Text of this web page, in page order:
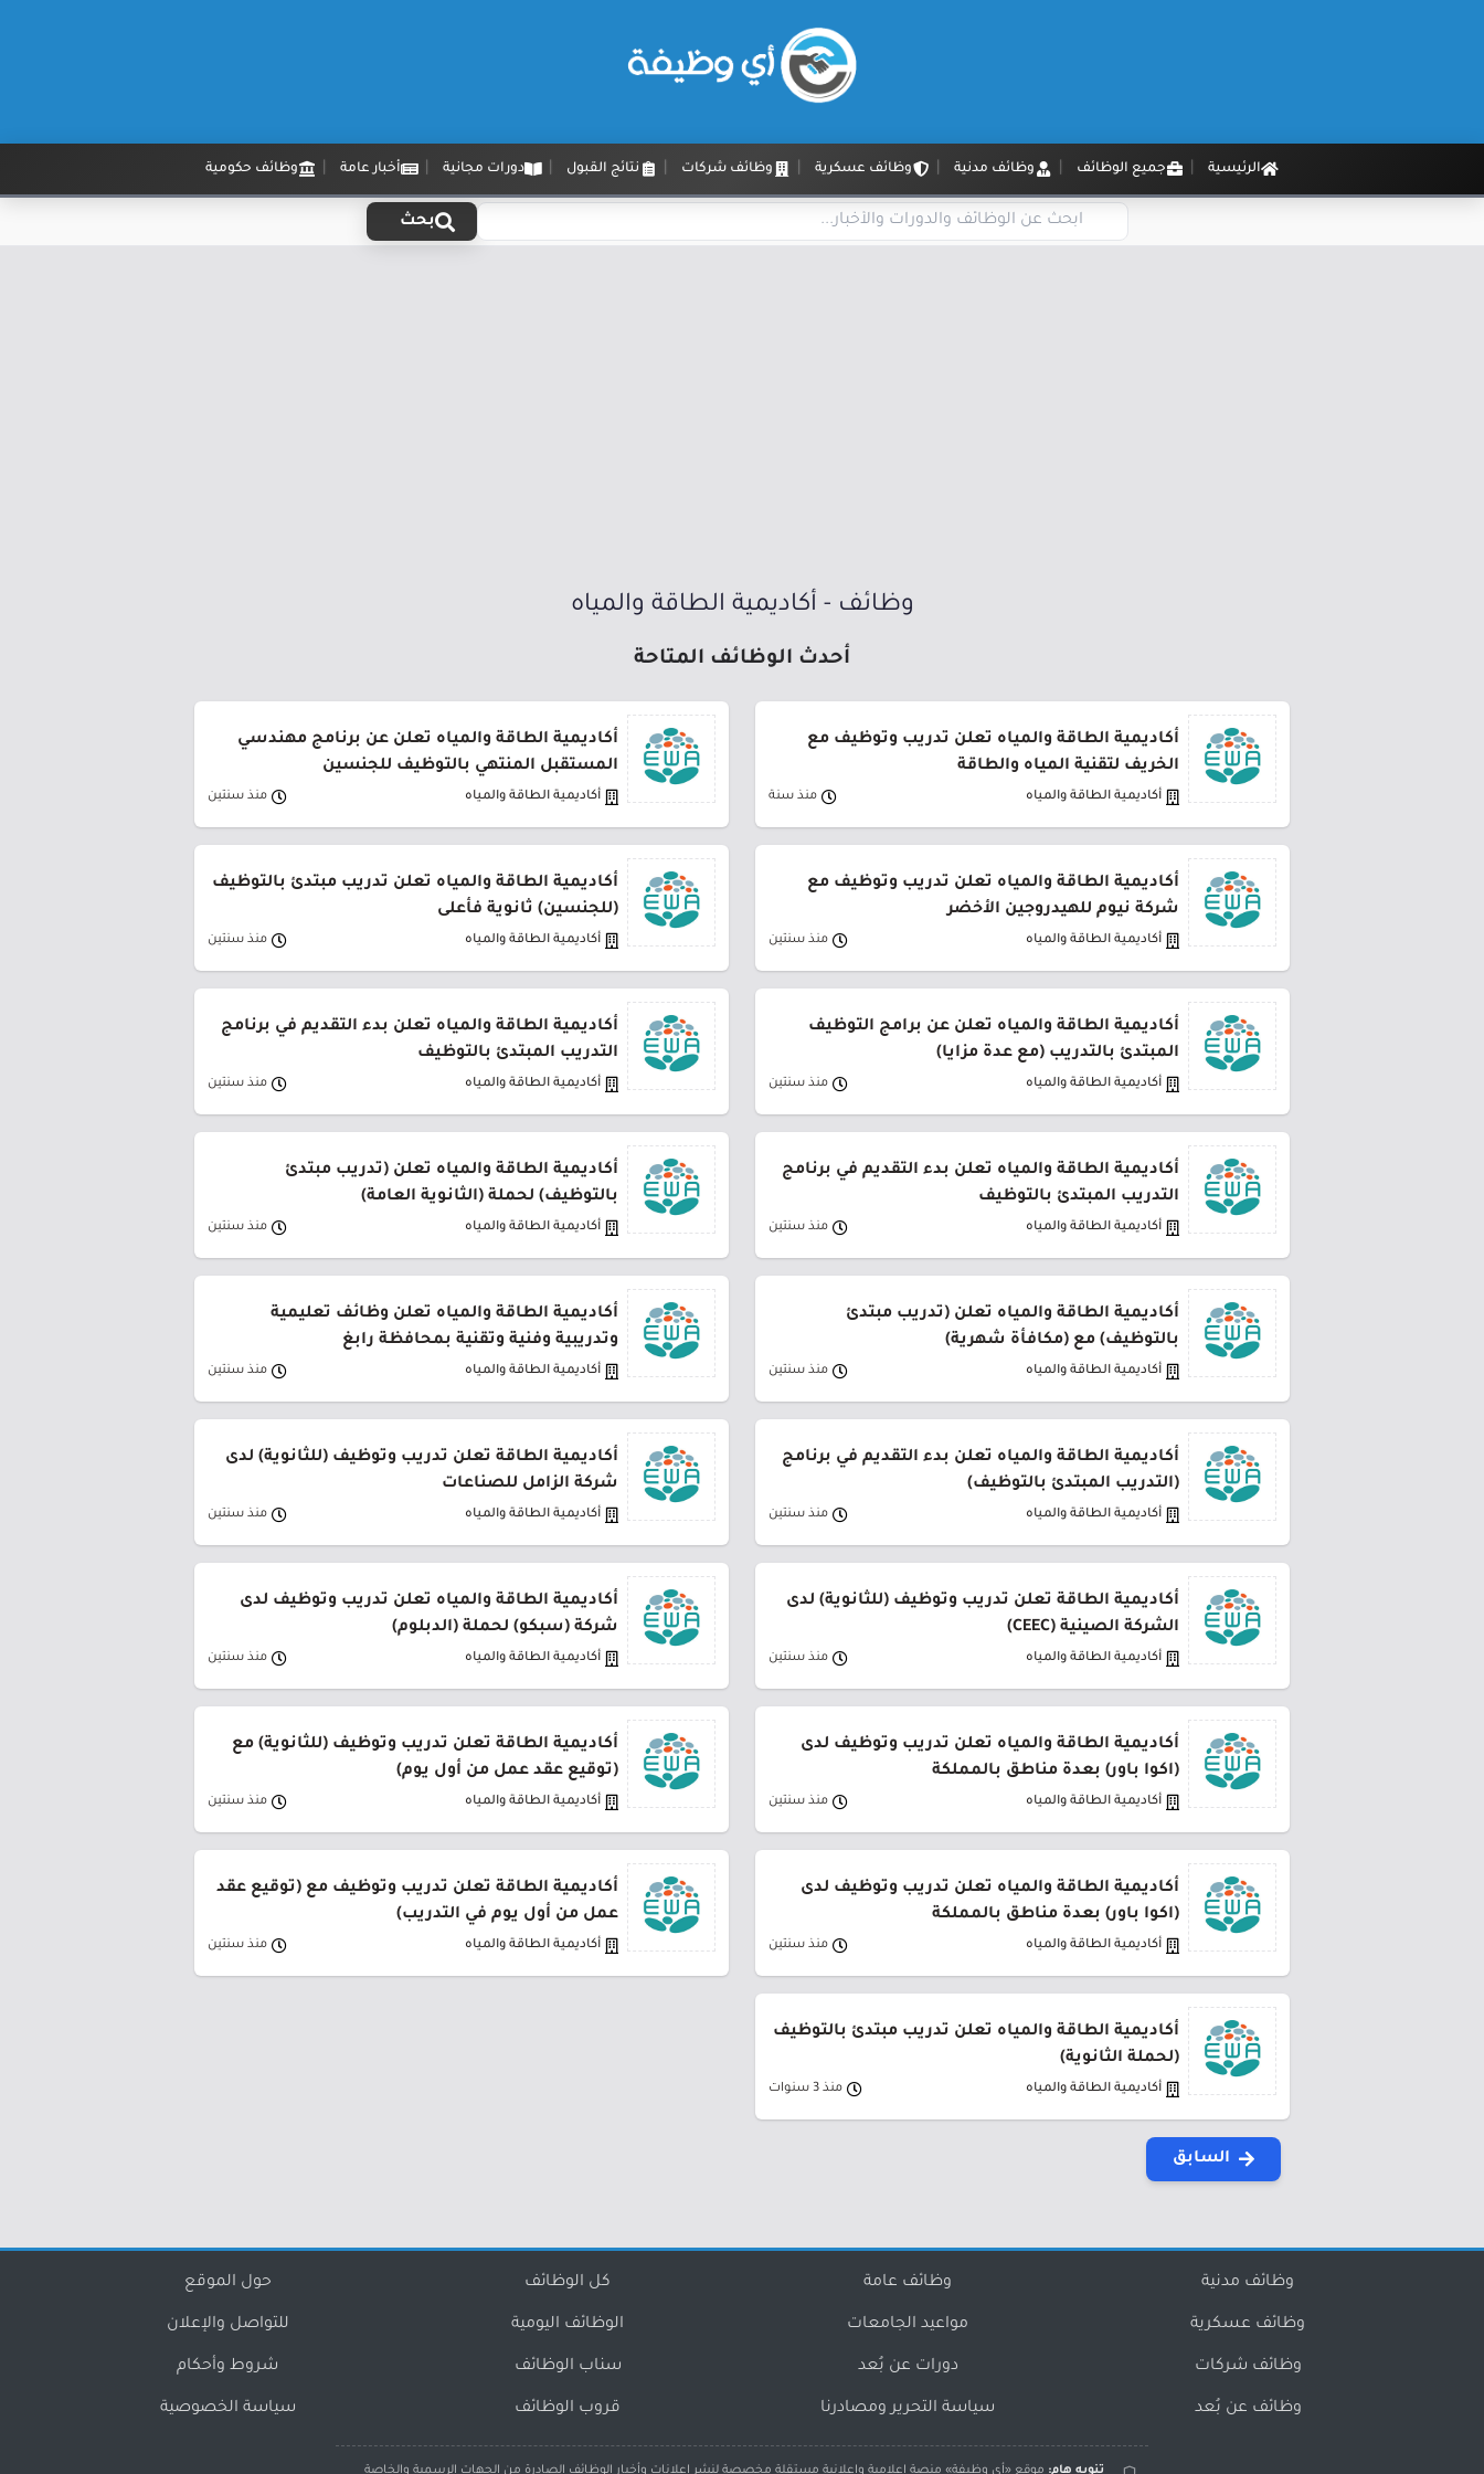
الرئيسية جميع الوظائف وظائف مدنية وظائف عسكرية وظائف شركات نتائج القبول دورات مجانية أخبار عامة وظائف حكومية
بحث
وظائف - أكاديمية الطاقة والمياه
أحدث الوظائف المتاحة
أكاديمية الطاقة والمياه تعلن تدريب وتوظيف مع
الخريف لتقنية المياه والطاقة
أكاديمية الطاقة والمياه منذ سنة
أكاديمية الطاقة والمياه تعلن عن برنامج مهندسي
المستقبل المنتهي بالتوظيف للجنسين
أكاديمية الطاقة والمياه منذ سنتين
أكاديمية الطاقة والمياه تعلن تدريب وتوظيف مع
شركة نيوم للهيدروجين الأخضر
أكاديمية الطاقة والمياه منذ سنتين
أكاديمية الطاقة والمياه تعلن تدريب مبتدئ بالتوظيف
(للجنسين) ثانوية فأعلى
أكاديمية الطاقة والمياه منذ سنتين
أكاديمية الطاقة والمياه تعلن عن برامج التوظيف
المبتدئ بالتدريب (مع عدة مزايا)
أكاديمية الطاقة والمياه منذ سنتين
أكاديمية الطاقة والمياه تعلن بدء التقديم في برنامج
التدريب المبتدئ بالتوظيف
أكاديمية الطاقة والمياه منذ سنتين
أكاديمية الطاقة والمياه تعلن بدء التقديم في برنامج
التدريب المبتدئ بالتوظيف
أكاديمية الطاقة والمياه منذ سنتين
أكاديمية الطاقة والمياه تعلن (تدريب مبتدئ
بالتوظيف) لحملة (الثانوية العامة)
أكاديمية الطاقة والمياه منذ سنتين
أكاديمية الطاقة والمياه تعلن (تدريب مبتدئ
بالتوظيف) مع (مكافأة شهرية)
أكاديمية الطاقة والمياه منذ سنتين
أكاديمية الطاقة والمياه تعلن وظائف تعليمية
وتدريبية وفنية وتقنية بمحافظة رابغ
أكاديمية الطاقة والمياه منذ سنتين
أكاديمية الطاقة والمياه تعلن بدء التقديم في برنامج
(التدريب المبتدئ بالتوظيف)
أكاديمية الطاقة والمياه منذ سنتين
أكاديمية الطاقة تعلن تدريب وتوظيف (للثانوية) لدى
شركة الزامل للصناعات
أكاديمية الطاقة والمياه منذ سنتين
أكاديمية الطاقة تعلن تدريب وتوظيف (للثانوية) لدى
الشركة الصينية (CEEC)
أكاديمية الطاقة والمياه منذ سنتين
أكاديمية الطاقة والمياه تعلن تدريب وتوظيف لدى
شركة (سبكو) لحملة (الدبلوم)
أكاديمية الطاقة والمياه منذ سنتين
أكاديمية الطاقة والمياه تعلن تدريب وتوظيف لدى
(اكوا باور) بعدة مناطق بالمملكة
أكاديمية الطاقة والمياه منذ سنتين
أكاديمية الطاقة تعلن تدريب وتوظيف (للثانوية) مع
(توقيع عقد عمل من أول يوم)
أكاديمية الطاقة والمياه منذ سنتين
أكاديمية الطاقة والمياه تعلن تدريب وتوظيف لدى
(اكوا باور) بعدة مناطق بالمملكة
أكاديمية الطاقة والمياه منذ سنتين
أكاديمية الطاقة تعلن تدريب وتوظيف مع (توقيع عقد
عمل من أول يوم في التدريب)
أكاديمية الطاقة والمياه منذ سنتين
أكاديمية الطاقة والمياه تعلن تدريب مبتدئ بالتوظيف
(لحملة الثانوية)
أكاديمية الطاقة والمياه منذ 3 سنوات
السابق
وظائف مدنية
وظائف عسكرية
وظائف شركات
وظائف عن بُعد
وظائف عامة
مواعيد الجامعات
دورات عن بُعد
سياسة التحرير ومصادرنا
كل الوظائف
الوظائف اليومية
سناب الوظائف
قروب الوظائف
حول الموقع
للتواصل والإعلان
شروط وأحكام
سياسة الخصوصية
تنويه هام: موقع «أي وظيفة» منصة إعلامية وإعلانية مستقلة مخصصة لنشر إعلانات وأخبار الوظائف الصادرة من الجهات الرسمية والخاصة